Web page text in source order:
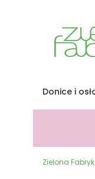
Donice i
Zielona